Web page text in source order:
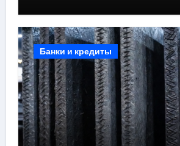
Банки и кредиты